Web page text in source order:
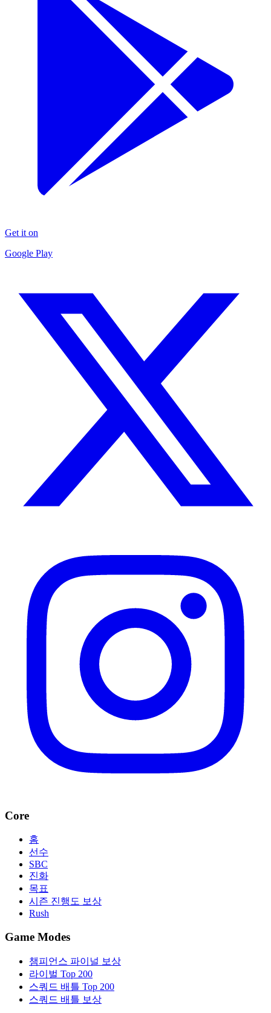
Get it on
Google Play
Core
홈
선수
SBC
진화
목표
시즌 진행도 보상
Rush
Game Modes
챔피언스 파이널 보상
라이벌 Top 200
스쿼드 배틀 Top 200
스쿼드 배틀 보상